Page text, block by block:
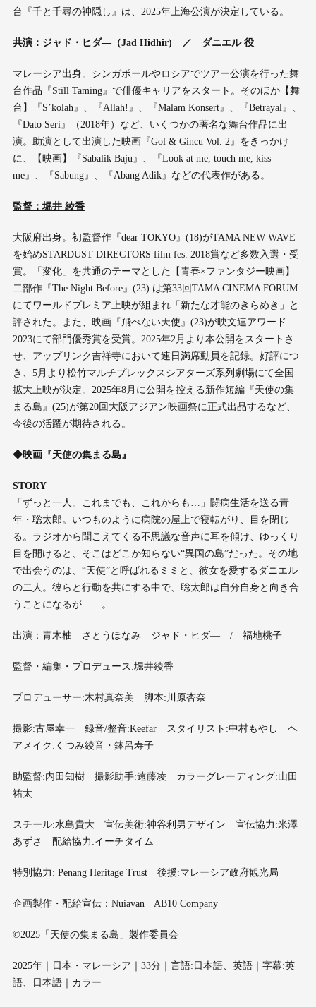
台『千と千尋の神隠し』は、2025年上海公演が決定している。
共演：ジャド・ヒダ―（Jad Hidhir) ／ ダニエル 役
マレーシア出身。シンガポールやロシアでツアー公演を行った舞
台作品『Still Taming』で俳優キャリアをスタート。そのほか【舞
台】『S’kolah』、『Allah!』、『Malam Konsert』、『Betrayal』、
『Dato Seri』（2018年）など、いくつかの著名な舞台作品に出
演。助演として出演した映画『Gol & Gincu Vol. 2』をきっかけ
に、【映画】『Sabalik Baju』、『Look at me, touch me, kiss
me』、『Sabung』、『Abang Adik』などの代表作がある。
監督：堀井 綾香
大阪府出身。初監督作『dear TOKYO』(18)がTAMA NEW WAVE
を始めSTARDUST DIRECTORS film fes. 2018賞など多数入選・受
賞。「変化」を共通のテーマとした【青春×ファンタジー映画】
二部作『The Night Before』(23) は第33回TAMA CINEMA FORUM
にてワールドプレミア上映が組まれ「新たな才能のきらめき」と
評された。また、映画『飛べない天使』(23)が映文連アワード
2023にて部門優秀賞を受賞。2025年2月より本公開をスタートさ
せ、アップリンク吉祥寺において連日満席動員を記録。好評につ
き、5月より松竹マルチプレックスシアターズ系列劇場にて全国
拡大上映が決定。2025年8月に公開を控える新作短編『天使の集
まる島』(25)が第20回大阪アジアン映画祭に正式出品するなど、
今後の活躍が期待される。
◆映画『天使の集まる島』
STORY
「ずっと一人。これまでも、これからも…」闘病生活を送る青
年・聡太郎。いつものように病院の屋上で寝転がり、目を閉じ
る。ラジオから聞こえてくる不思議な音声に耳を傾け、ゆっくり
目を開けると、そこはどこか知らない“異国の島”だった。その地
で出会うのは、“天使”と呼ばれるミミと、彼女を愛するダニエル
の二人。彼らと行動を共にする中で、聡太郎は自分自身と向き合
うことになるが——。
出演：青木柚 さとうほなみ ジャド・ヒダ― / 福地桃子
監督・編集・プロデュース:堀井綾香
プロデューサー:木村真奈美 脚本:川原杏奈
撮影:古屋幸一 録音/整音:Keefar スタイリスト:中村もやし ヘ
アメイク:くつみ綾音・鉢呂寿子
助監督:内田知樹 撮影助手:遠藤凌 カラーグレーディング:山田
祐太
スチール:水島貴大 宣伝美術:神谷利男デザイン 宣伝協力:米澤
あずさ 配給協力:イーチタイム
特別協力: Penang Heritage Trust 後援:マレーシア政府観光局
企画製作・配給宣伝：Nuiavan AB10 Company
©2025「天使の集まる島」製作委員会
2025年｜日本・マレーシア｜33分｜言語:日本語、英語｜字幕:英
語、日本語｜カラー